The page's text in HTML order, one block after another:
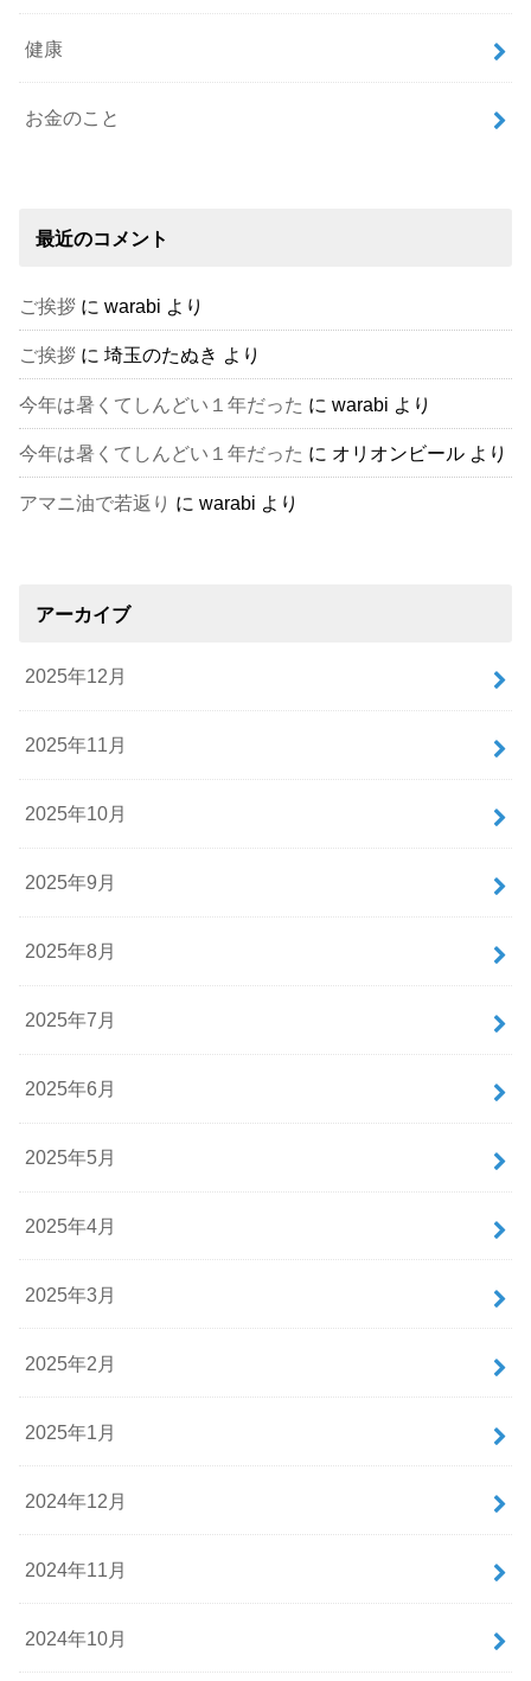
健康
お金のこと
最近のコメント
ご挨拶 にwarabi より
ご挨拶 に埼玉のたぬき より
今年は暑くてしんどい１年だった にwarabi より
今年は暑くてしんどい１年だった に オリオンビール より
アマニ油で若返り にwarabi より
アーカイブ
2025年12月
2025年11月
2025年10月
2025年9月
2025年8月
2025年7月
2025年6月
2025年5月
2025年4月
2025年3月
2025年2月
2025年1月
2024年12月
2024年11月
2024年10月